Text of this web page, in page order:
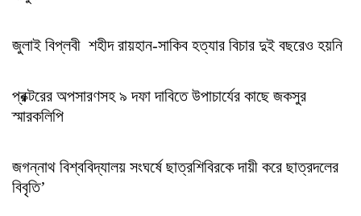
জুলাই বিপ্লবী শহীদ রায়হান-সাকিব হত্যার বিচার দুই বছরেও হয়নি
প্রক্টরের অপসারণসহ ৯ দফা দাবিতে উপাচার্যের কাছে জকসুর
স্মারকলিপি
জগন্নাথ বিশ্ববিদ্যালয় সংঘর্ষে ছাত্রশিবিরকে দায়ী করে ছাত্রদলের
বিবৃতি’